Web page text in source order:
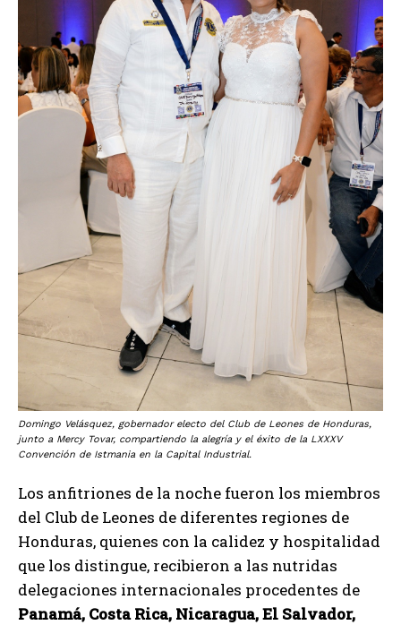
Domingo Velásquez, gobernador electo del Club de Leones de Honduras,
junto a Mercy Tovar, compartiendo la alegría y el éxito de la LXXXV
Convención de Istmania en la Capital Industrial.
Los anfitriones de la noche fueron los miembros
del Club de Leones de diferentes regiones de
Honduras, quienes con la calidez y hospitalidad
que los distingue, recibieron a las nutridas
delegaciones internacionales procedentes de
Panamá, Costa Rica, Nicaragua, El Salvador,